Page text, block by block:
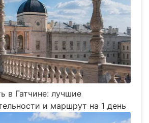
в Гатчине: лучшие
и маршрут на 1 день